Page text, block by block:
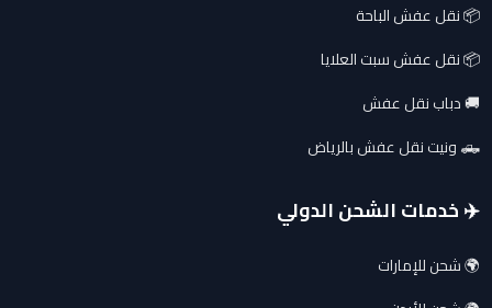
📦 نقل عفش الباحة
📦 نقل عفش سبت العلايا
🚚 دباب نقل عفش
🛻 ونيت نقل عفش بالرياض
✈️ خدمات الشحن الدولي
🌍 شحن للإمارات